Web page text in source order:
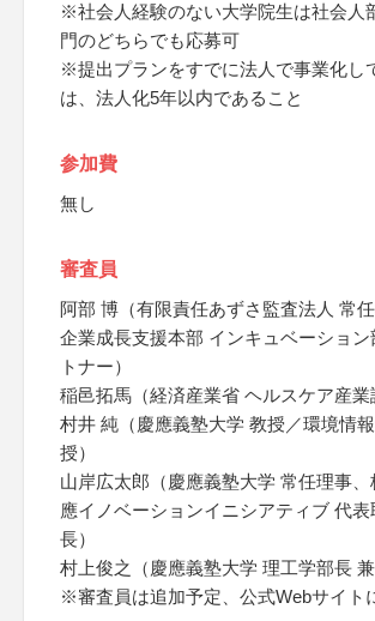
※社会人経験のない大学院生は社会人
門のどちらでも応募可
※提出プランをすでに法人で事業化し
は、法人化5年以内であること
参加費
無し
審査員
阿部 博（有限責任あずさ監査法人​ 常
企業成長支援本部 インキュベーション
トナー）
稲邑拓馬（経済産業省 ​ヘルスケア産業
村井 純（慶應義塾大学 教授／環境情
授）
山岸広太郎（慶應義塾大学 常任理事、
應イノベーションイニシアティブ ​代表
長）
村上俊之（慶應義塾大学 理工学部長 兼
※審査員は追加予定、公式Webサイト